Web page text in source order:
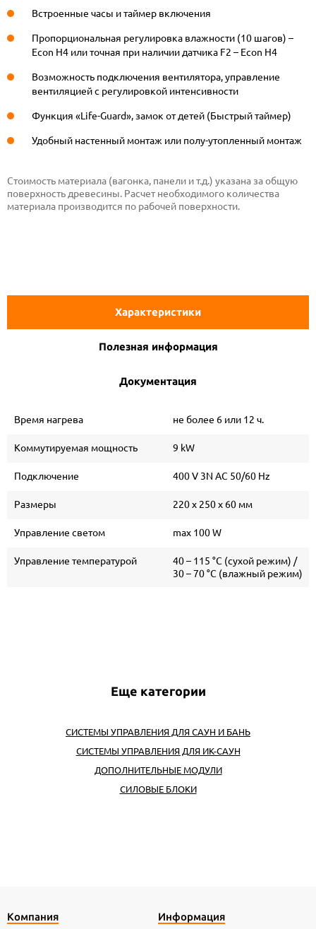
Встроенные часы и таймер включения
Пропорциональная регулировка влажности (10 шагов) –
Econ H4 или точная при наличии датчика F2 – Econ H4
Возможность подключения вентилятора, управление
вентиляцией с регулировкой интенсивности
Функция «Life-Guard», замок от детей (Быстрый таймер)
Удобный настенный монтаж или полу-утопленный монтаж
Стоимость материала (вагонка, панели и т.д.) указана за общую
поверхность древесины. Расчет необходимого количества
материала производится по рабочей поверхности.
Характеристики
Полезная информация
Документация
Время нагрева не более 6 или 12 ч.
Коммутируемая мощность 9 kW
Подключение 400 V 3N AC 50/60 Hz
Размеры 220 х 250 х 60 мм
Управление светом max 100 W
Управление температурой
40 – 115 °C (сухой режим) /
30 – 70 °C (влажный режим)
Еще категории
СИСТЕМЫ УПРАВЛЕНИЯ ДЛЯ САУН И БАНЬ
СИСТЕМЫ УПРАВЛЕНИЯ ДЛЯ ИК-САУН
ДОПОЛНИТЕЛЬНЫЕ МОДУЛИ
СИЛОВЫЕ БЛОКИ
Компания Информация